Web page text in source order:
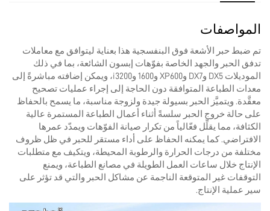
المواصفات
تم ضبط حبر الأشعة فوق البنفسجية هذا بعناية ليتوافق مع معاملات
تدفق الحبر والجهد الخاصة بفوّهات إبسون الشائعة، بما في ذلك
الموديلات DX5 وDX7 وXP600 و1600 وi3200، ويمكن إضافته مباشرةً إلى
معدات الطباعة المتوافقة دون الحاجة إلى إجراء عمليات تصحيح
معقَّدة. ويتميَّز الحبر بسيولة جيدة ولزوجة مناسبة، ما يسمح بالحفاظ
على حالة خروج الحبر سلسةً أثناء أعمال الطباعة المستمرة عالية
الكثافة، مما يقلِّل فعّالياً من تكرار صيانة الفوّهات ويمدّد عمرها
الافتراضي. كما يمكنه الحفاظ على أداء مستقر للحبر في ظل ظروف
مختلفة من درجات الحرارة والرطوبة المحيطة، ويتكيف مع متطلبات
الإنتاج خلال ساعات العمل الطويلة في مصانع الطباعة، ويمنع
التوقفات غير المتوقعة الناجمة عن مشاكل الحبر والتي قد تؤثر على
سير عملية الإنتاج.